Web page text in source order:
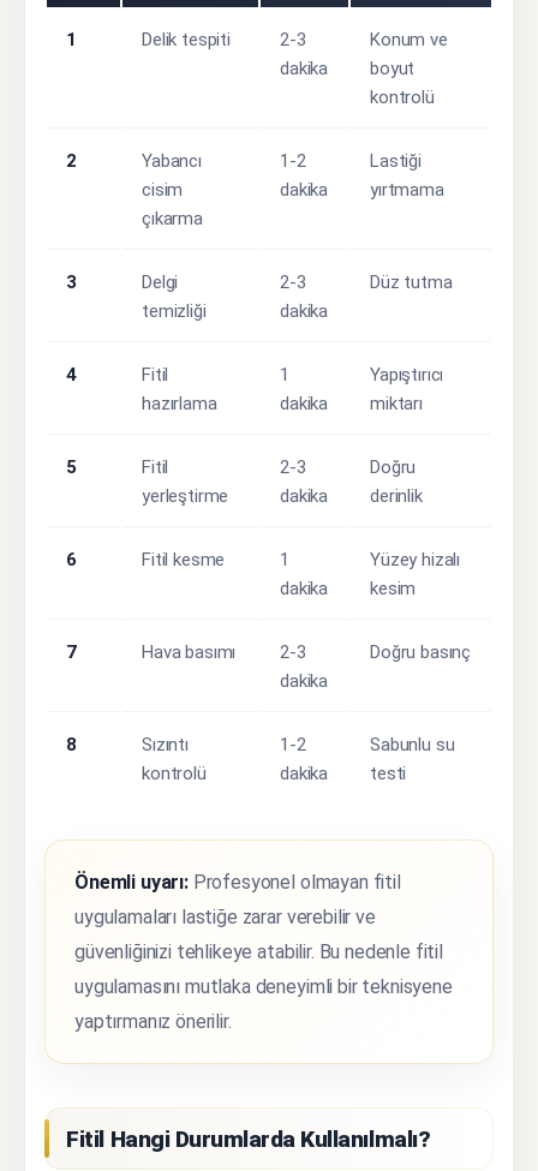
1 Delik tespiti
2-3
dakika
Konum ve
boyut
kontrolü
2
Yabancı
cisim
çıkarma
1-2
dakika
Lastiği
yırtmama
3
Delgi
temizliği
2-3
dakika
Düz tutma
4
Fitil
hazırlama
1
dakika
Yapıştırıcı
miktarı
5
Fitil
yerleştirme
2-3
dakika
Doğru
derinlik
6 Fitil kesme
1
dakika
Yüzey hizalı
kesim
7 Hava basımı
2-3
dakika
Doğru basınç
8
Sızıntı
kontrolü
1-2
dakika
Sabunlu su
testi
Önemli uyarı:Profesyonel olmayan fitil
uygulamaları lastiğe zarar verebilir ve
güvenliğinizi tehlikeye atabilir. Bu nedenle fitil
uygulamasını mutlaka deneyimli bir teknisyene
yaptırmanız önerilir.
Fitil Hangi Durumlarda Kullanılmalı?